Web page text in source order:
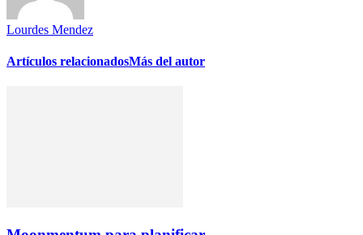
Lourdes Mendez
Artículos relacionadosMás del autor